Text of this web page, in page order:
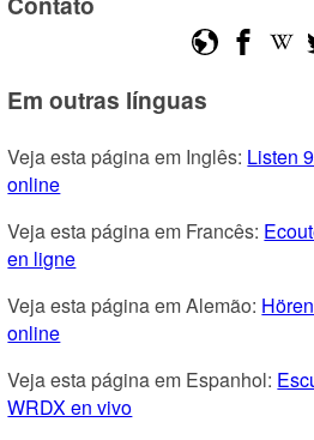
Em outras línguas
Veja esta página em Inglês: Listen
online
Veja esta página em Francês:
en ligne
Veja esta página em Alemão:
online
Veja esta página em Espanhol:
WRDX en vivo